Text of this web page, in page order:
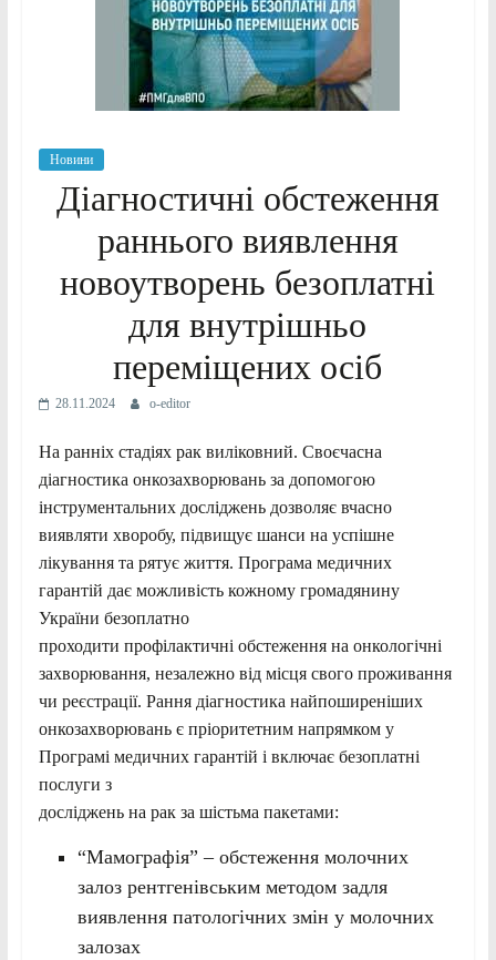
Новини
Діагностичні обстеження
раннього виявлення
новоутворень безоплатні
для внутрішньо
переміщених осіб
28.11.2024 o-editor
На ранніх стадіях рак виліковний. Своєчасна
діагностика онкозахворювань за допомогою
інструментальних досліджень дозволяє вчасно
виявляти хворобу, підвищує шанси на успішне
лікування та рятує життя. Програма медичних
гарантій дає можливість кожному громадянину
України безоплатно
проходити профілактичні обстеження на онкологічні
захворювання, незалежно від місця свого проживання
чи реєстрації. Рання діагностика найпоширеніших
онкозахворювань є пріоритетним напрямком у
Програмі медичних гарантій і включає безоплатні
послуги з
досліджень на рак за шістьма пакетами:
“Мамографія” – обстеження молочних
залоз рентгенівським методом задля
виявлення патологічних змін у молочних
залозах